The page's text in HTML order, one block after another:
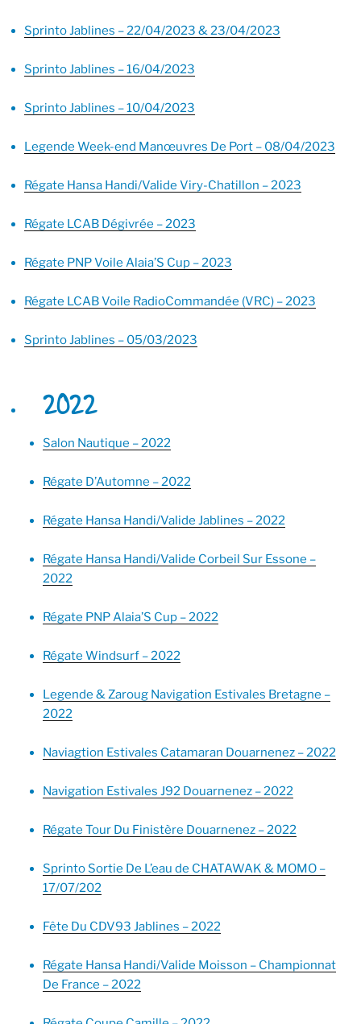
Sprinto Jablines – 22/04/2023 & 23/04/2023
Sprinto Jablines – 16/04/2023
Sprinto Jablines – 10/04/2023
Legende Week-end Manœuvres De Port – 08/04/2023
Régate Hansa Handi/Valide Viry-Chatillon – 2023
Régate LCAB Dégivrée – 2023
Régate PNP Voile Alaia’S Cup – 2023
Régate LCAB Voile RadioCommandée (VRC) – 2023
Sprinto Jablines – 05/03/2023
2022
Salon Nautique – 2022
Régate D’Automne – 2022
Régate Hansa Handi/Valide Jablines – 2022
Régate Hansa Handi/Valide Corbeil Sur Essone –
2022
Régate PNP Alaia’S Cup – 2022
Régate Windsurf – 2022
Legende & Zaroug Navigation Estivales Bretagne –
2022
Naviagtion Estivales Catamaran Douarnenez – 2022
Navigation Estivales J92 Douarnenez – 2022
Régate Tour Du Finistère Douarnenez – 2022
Sprinto Sortie De L’eau de CHATAWAK & MOMO –
17/07/202
Fête Du CDV93 Jablines – 2022
Régate Hansa Handi/Valide Moisson – Championnat
De France – 2022